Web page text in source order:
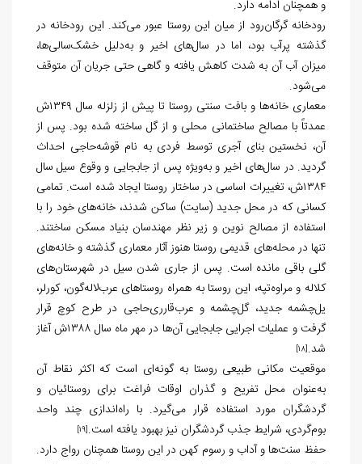
و همچنان ادامه دارد.
رودخانه گرگان‌رود از میان این روستا عبور می‌کند. این رودخانه در
گذشته پرآب بود، اما در سال‌های اخیر و به‌دلیل خشک‌سالی‌ها،
میزان آب آن به شدت کاهش یافته و گاهی حتی جریان آن متوقف
می‌شود.
معماری خانه‌ها و بافت سنتی روستا تا پیش از زلزله سال ۱۳۴۹ش
عمدتاً با مصالح ساختمانی محلی و از گل ساخته شده بود. پس از
آن، نخستین بنای آجری توسط فردی به نام قوشه‌حاجی احداث
گردید. در سال‌های اخیر و به‌ویژه پس از جابجایی و وقوع سیل سال
۱۳۸۴ش، تغییرات اساسی در ساختار روستا ایجاد شده است. تمامی
کسانی که در محل جدید (سایت) ساکن شدند، خانه‌های خود را با
استفاده از مصالح نوین و زیر نظر مهندسان بنیاد مسکن ساختند.
تنها در محله‌های قدیمی روستا هنوز آثار معماری گذشته و خانه‌های
گلی باقی مانده است. پس از جاری شدن سیل در شهرستان‌های
کلاله و مراوه‌تپه، این روستا به همراه روستاهای عرب‌لاله‌گون، کورلر،
یل‌چشمه جدید، گل‌چشمه و عرب‌قارری‌حاجی در طرح کوچ قرار
گرفت و عملیات اجرایی جابجایی آن‌ها در مهر ماه سال ۱۳۸۸ش آغاز
شد.[18]
موقعیت مکانی طبیعی روستا به گونه‌ای است که اکثر نقاط آن
به‌عنوان محل تفریح و گذران اوقات فراغت برای روستائیان و
گردشگران مورد استفاده قرار می‌گیرد. با راه‌اندازی چند واحد
بوم‌گردی، شرایط جذب گردشگران نیز بهبود یافته است.[19]
حفظ سنت‌ها و آداب و رسوم کهن در این روستا همچنان رواج دارد.